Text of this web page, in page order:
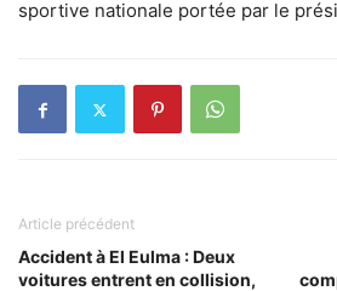
sportive nationale portée par le
Article précédent
Accident à El Eulma : Deux
voitures entrent en collision,